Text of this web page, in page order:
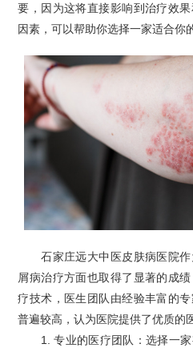
要，因为这将直接影响到治疗效
因素，可以帮助你选择一家适合你
石家庄远大中医皮肤病医院作
屑病治疗方面也取得了显著的成
疗技术，医生团队由经验丰富的
普遍较高，认为医院提供了优质的
1. 专业的医疗团队：选择一家